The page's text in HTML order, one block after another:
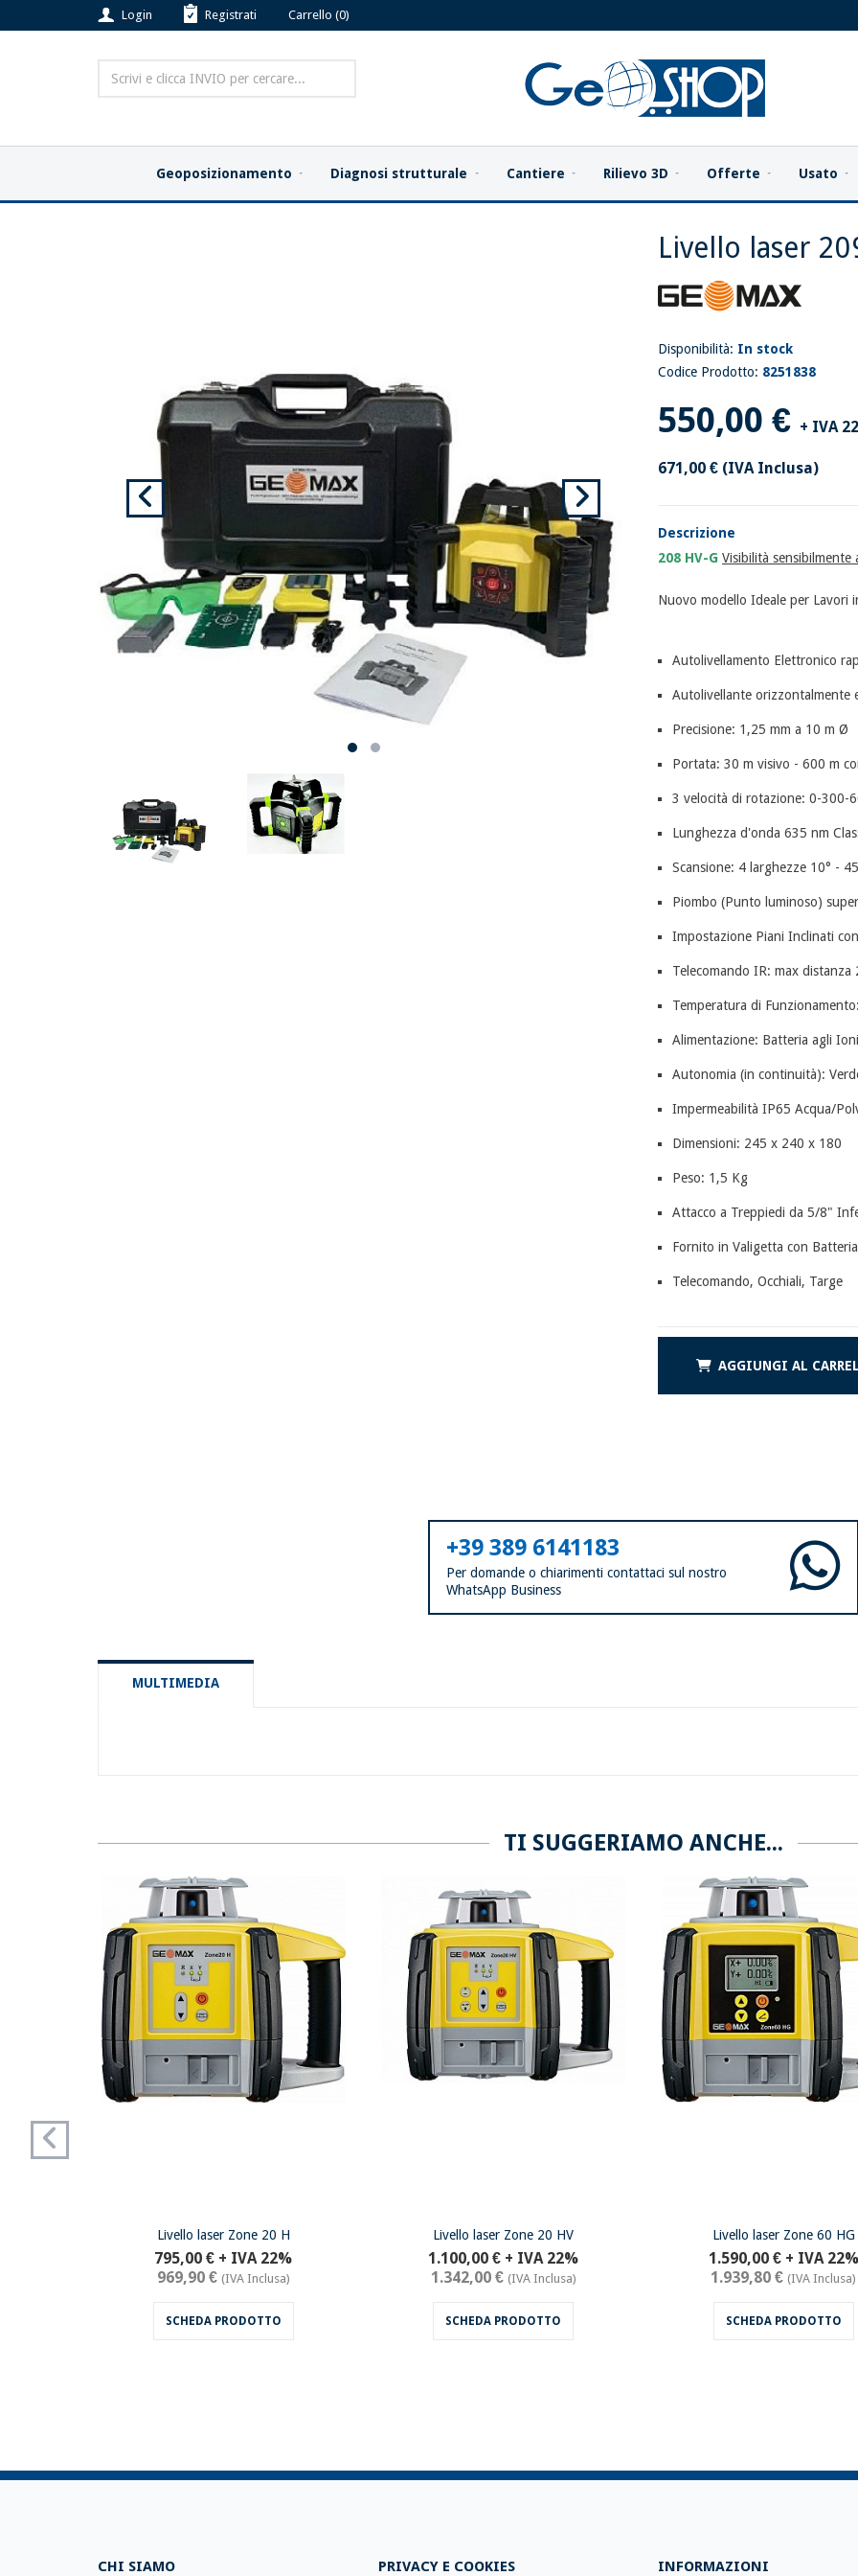
Login Registrati Carrello (0)
Geoposizionamento Diagnosi strutturale Cantiere Rilievo 3D Offerte Usato
Livello laser
Disponibilità: In stock
Codice Prodotto: 8251838
550,00 € + IVA
671,00 € (IVA Inclusa)
Descrizione
208 HV-G Visibilità sensibilmente
Nuovo modello Ideale per Lavori
Autolivellamento Elettronico
Autolivellante orizzontalmente
Precisione: 1,25 mm a 10 m Ø
Portata: 30 m visivo - 600 m
3 velocità di rotazione: 0-300-
Lunghezza d'onda 635 nm
Scansione: 4 larghezze 10° -
Piombo (Punto luminoso)
Impostazione Piani Inclinati
Telecomando IR: max distanza
Temperatura di
Alimentazione: Batteria agli
Autonomia (in continuità):
Impermeabilità IP65 Acqua/
Dimensioni: 245 x 240 x 180
Peso: 1,5 Kg
Attacco a Treppiedi da 5/8"
Fornito in Valigetta con
Telecomando, Occhiali, Targe
AGGIUNGI AL
+39 389 6141183
Per domande o chiarimenti contattaci sul nostro
WhatsApp Business
MULTIMEDIA
TI SUGGERIAMO ANCHE...
Livello laser Zone 20 H
795,00 € + IVA 22%
969,90 € (IVA Inclusa)
SCHEDA PRODOTTO
Livello laser Zone 20 HV
1.100,00 € + IVA 22%
1.342,00 € (IVA Inclusa)
SCHEDA PRODOTTO
Livello laser Zone 60 HG
1.590,00 € + IVA 22%
1.939,80 € (IVA Inclusa)
SCHEDA PRODOTTO
CHI SIAMO PRIVACY E COOKIES INFORMAZIONI